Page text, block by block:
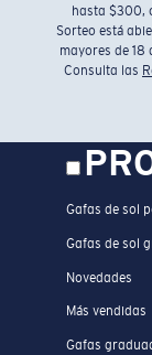
hasta $300,
Sorteo está
mayores de 18
Consulta las
Gafas de sol
Gafas de sol
Novedades
Más vendidas
Gafas